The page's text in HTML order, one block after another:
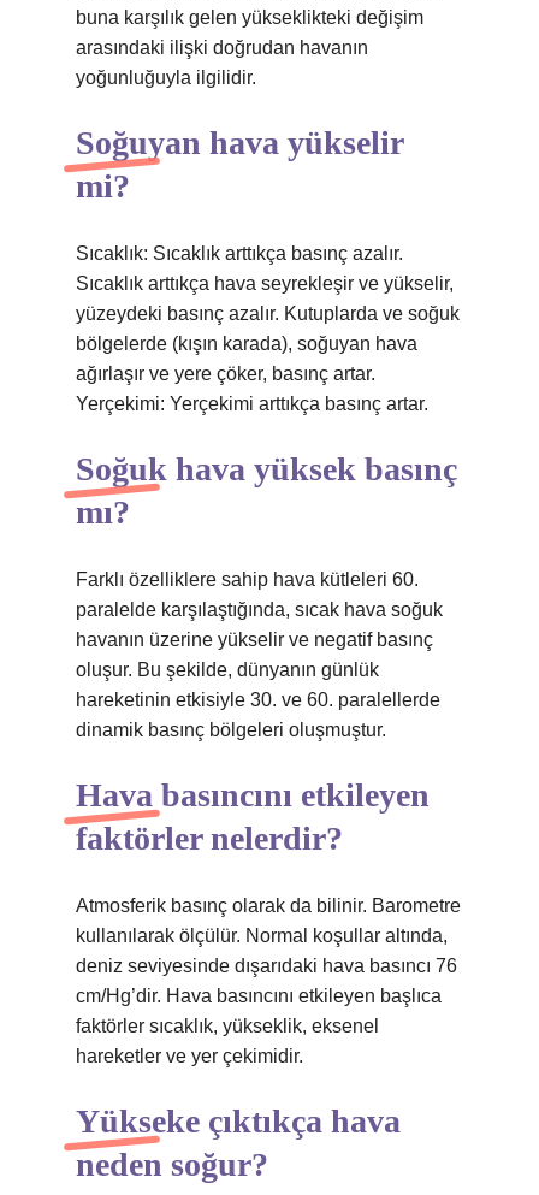
buna karşılık gelen yükseklikteki değişim
arasındaki ilişki doğrudan havanın
yoğunluğuyla ilgilidir.
Soğuyan hava yükselir
mi?
Sıcaklık: Sıcaklık arttıkça basınç azalır.
Sıcaklık arttıkça hava seyrekleşir ve yükselir,
yüzeydeki basınç azalır. Kutuplarda ve soğuk
bölgelerde (kışın karada), soğuyan hava
ağırlaşır ve yere çöker, basınç artar.
Yerçekimi: Yerçekimi arttıkça basınç artar.
Soğuk hava yüksek basınç
mı?
Farklı özelliklere sahip hava kütleleri 60.
paralelde karşılaştığında, sıcak hava soğuk
havanın üzerine yükselir ve negatif basınç
oluşur. Bu şekilde, dünyanın günlük
hareketinin etkisiyle 30. ve 60. paralellerde
dinamik basınç bölgeleri oluşmuştur.
Hava basıncını etkileyen
faktörler nelerdir?
Atmosferik basınç olarak da bilinir. Barometre
kullanılarak ölçülür. Normal koşullar altında,
deniz seviyesinde dışarıdaki hava basıncı 76
cm/Hg’dir. Hava basıncını etkileyen başlıca
faktörler sıcaklık, yükseklik, eksenel
hareketler ve yer çekimidir.
Yükseke çıktıkça hava
neden soğur?